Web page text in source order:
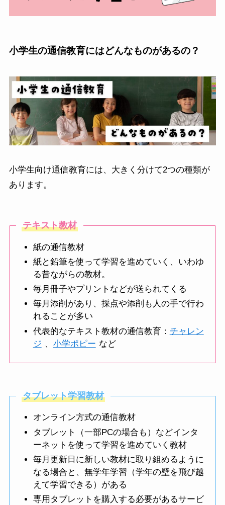
小学生の通信教育にはどんなものがあるの？
小学生向け通信教育には、大きく分けて2つの種類が
あります。
テキスト教材
紙の通信教材
紙と鉛筆を使って学習を進めていく、いわゆ
る昔ながらの教材。
毎月冊子やプリントなどが送られてくる
毎月添削があり、採点や添削も人の手で行わ
れることが多い
代表的なテキスト教材の通信教育： チャレン
ジ 、 小学ポピー など
タブレット学習教材
オンライン方式の通信教材
タブレット（一部PCの場合も）などインタ
ーネットを使って学習を進めていく教材
毎月更新日に新しい教材に取り組めるように
なる場合と、無学年学習（学年の壁を飛び越
えて学習できる）がある
専用タブレットを購入する必要があるサービ